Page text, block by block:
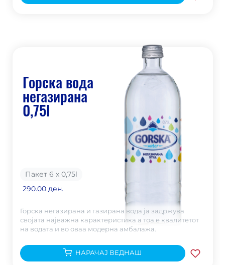
Горска вода
негазирана
0,75l
Пакет 6 х 0,75l
290.00 ден.
Горска негазирана и газирана вода ја задржува
својата најважна карактеристика а тоа е квалитетот
на водата и во оваа модерна амбалажа.
НАРАЧАЈ ВЕДНАШ